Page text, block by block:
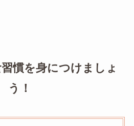
慣を身につけましょ
う！